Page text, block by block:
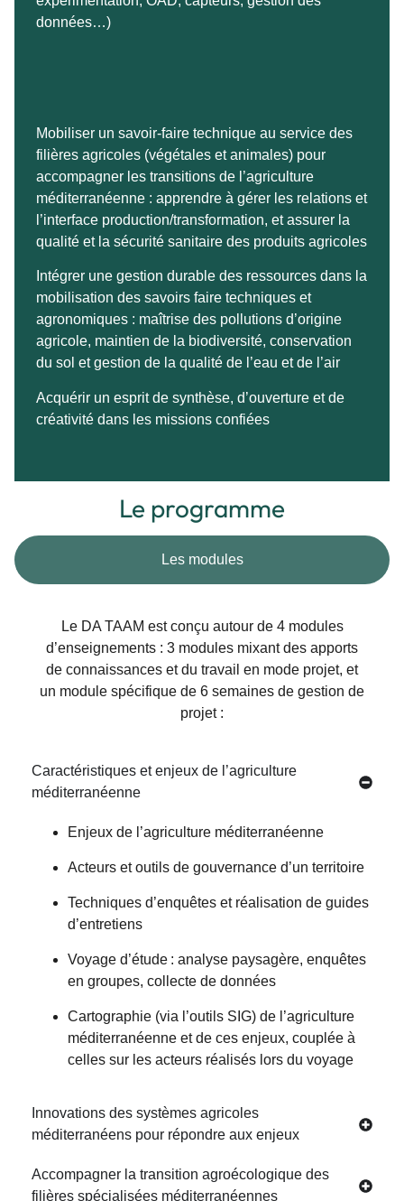
données…)
Mobiliser un savoir-faire technique au service des
filières agricoles (végétales et animales) pour
accompagner les transitions de l’agriculture
méditerranéenne : apprendre à gérer les relations et
l’interface production/transformation, et assurer la
qualité et la sécurité sanitaire des produits agricoles
Intégrer une gestion durable des ressources dans la
mobilisation des savoirs faire techniques et
agronomiques : maîtrise des pollutions d’origine
agricole, maintien de la biodiversité, conservation
du sol et gestion de la qualité de l’eau et de l’air
Acquérir un esprit de synthèse, d’ouverture et de
créativité dans les missions confiées
Le programme
Les modules
Le DA TAAM est conçu autour de 4 modules
d’enseignements : 3 modules mixant des apports
de connaissances et du travail en mode projet, et
un module spécifique de 6 semaines de gestion de
projet :
Caractéristiques et enjeux de l’agriculture
méditerranéenne
Enjeux de l’agriculture méditerranéenne
Acteurs et outils de gouvernance d’un territoire
Techniques d’enquêtes et réalisation de guides
d’entretiens
Voyage d’étude : analyse paysagère, enquêtes
en groupes, collecte de données
Cartographie (via l’outils SIG) de l’agriculture
méditerranéenne et de ces enjeux, couplée à
celles sur les acteurs réalisés lors du voyage
Innovations des systèmes agricoles
méditerranéens pour répondre aux enjeux
Accompagner la transition agroécologique des
filières spécialisées méditerranéennes